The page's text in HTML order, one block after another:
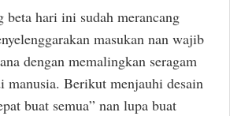
beta hari ini sudah merancang
masukan nan wajib
dengan memalingkan seragam
manusia. Berikut menjauhi desain
buat semua” nan lupa buat